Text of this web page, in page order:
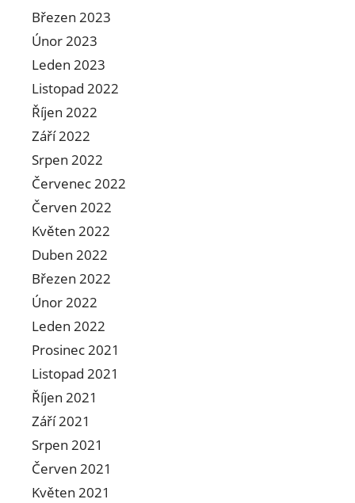
Březen 2023
Únor 2023
Leden 2023
Listopad 2022
Říjen 2022
Září 2022
Srpen 2022
Červenec 2022
Červen 2022
Květen 2022
Duben 2022
Březen 2022
Únor 2022
Leden 2022
Prosinec 2021
Listopad 2021
Říjen 2021
Září 2021
Srpen 2021
Červen 2021
Květen 2021